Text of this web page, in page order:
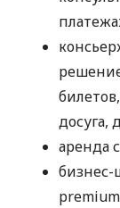
досуга,
аренда